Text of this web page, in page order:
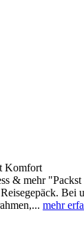
Komfort
& mehr
Bei
mehr